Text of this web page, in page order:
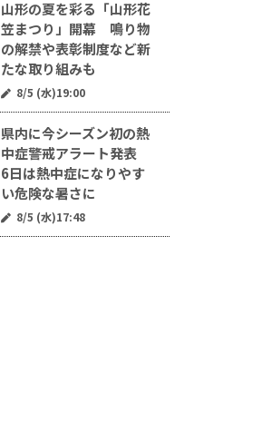
山形の夏を彩る「山形花
笠まつり」開幕 鳴り物
の解禁や表彰制度など新
たな取り組みも
8/5 (水)19:00
県内に今シーズン初の熱
中症警戒アラート発表
6日は熱中症になりやす
い危険な暑さに
8/5 (水)17:48